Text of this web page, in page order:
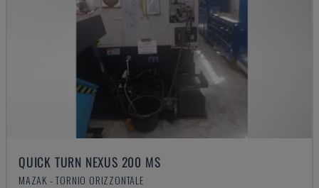
QUICK TURN NEXUS 200 MS
MAZAK - TORNIO ORIZZONTALE